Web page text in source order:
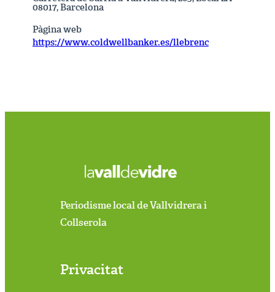
08017, Barcelona
Pàgina web
https://www.coldwellbanker.es/llebrenc
Periodisme local de Vallvidrera i
Collserola
Privacitat